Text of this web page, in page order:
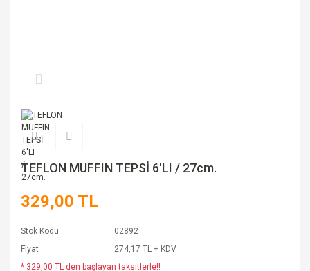
TEFLON MUFFIN TEPSİ 6'LI / 27cm.
329,00 TL
Stok Kodu
02892
Fiyat
274,17 TL + KDV
* 329,00 TL den başlayan taksitlerle!!